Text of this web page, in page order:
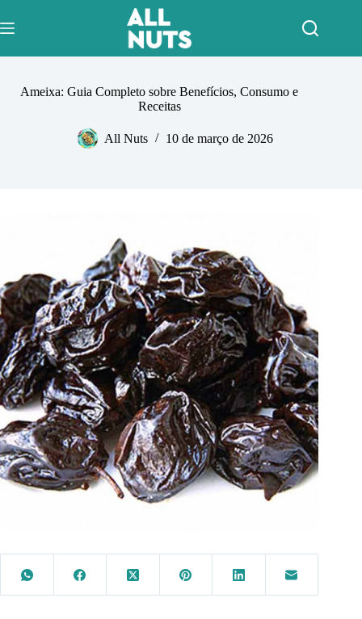
para
o
Ameixa: Guia Completo sobre Benefícios, Consumo e
Receitas
All Nuts 10 de março de 2026